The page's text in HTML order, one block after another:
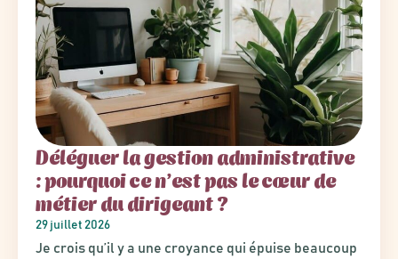
Déléguer la gestion administrative
: pourquoi ce n’est pas le cœur de
métier du dirigeant ?
29 juillet 2026
Je crois qu’il y a une croyance qui épuise beaucoup